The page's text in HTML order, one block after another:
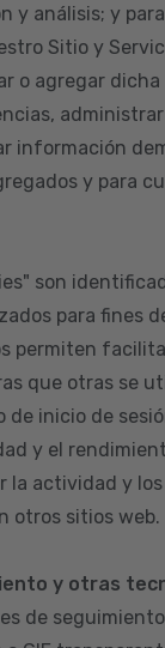
y análisis; y
Sitio y
o agregar
información
y para
son
para fines
permiten
que otras se
de inicio de
y el
la actividad y
otros sitios web.
y otras
de